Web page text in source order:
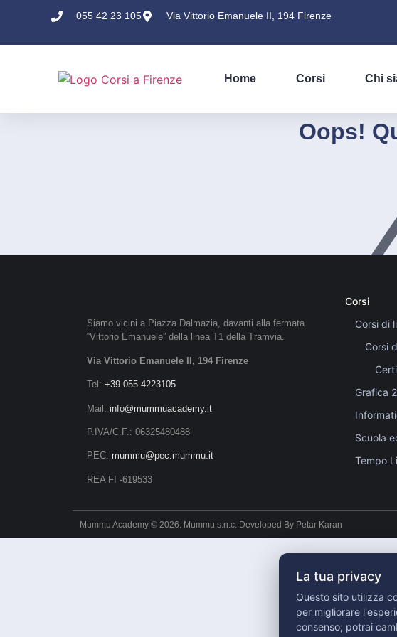
055 42 23 105 Via Vittorio Emanuele II, 194 Firenze
Home Corsi Chi
Oops!
Siamo vicini a Piazza Dalmazia, davanti alla fermata
“Vittorio Emanuele” della linea T1 della Tramvia.
Via Vittorio Emanuele II, 194 Firenze
Tel: +39 055 4223105
Mail: info@mummuacademy.it
P.IVA/C.F.: 06325480488
PEC: mummu@pec.mummu.it
REA FI -619533
Corsi
Corsi di
Corsi
Grafica
Scuola
Tempo
Mummu Academy © 2026. Mummu s.n.c. Developed By Petar Karan
La tua privacy
Questo sito utilizza
per migliorare
consenso; potrai